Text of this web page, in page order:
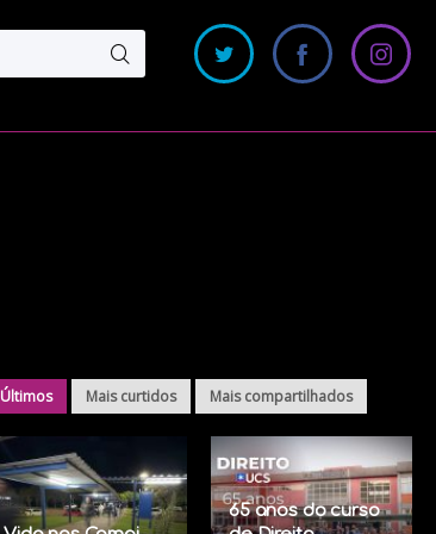
Últimos Mais curtidos Mais compartilhados
65 anos do curso